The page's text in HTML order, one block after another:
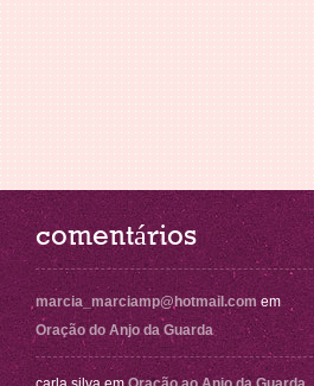
comentários
marcia_marciamp@hotmail.com em
Oração do Anjo da Guarda